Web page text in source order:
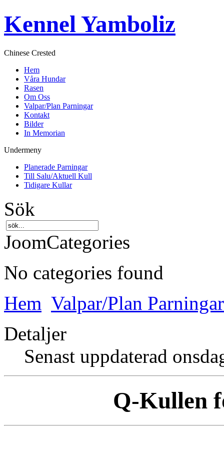
Kennel Yamboliz
Chinese Crested
Hem
Våra Hundar
Rasen
Om Oss
Valpar/Plan Parningar
Kontakt
Bilder
In Memorian
Undermeny
Planerade Parningar
Till Salu/Aktuell Kull
Tidigare Kullar
Sök
JoomCategories
No categories found
Hem Valpar/Plan Parningar
Detaljer
Senast uppdaterad
Q-Kullen